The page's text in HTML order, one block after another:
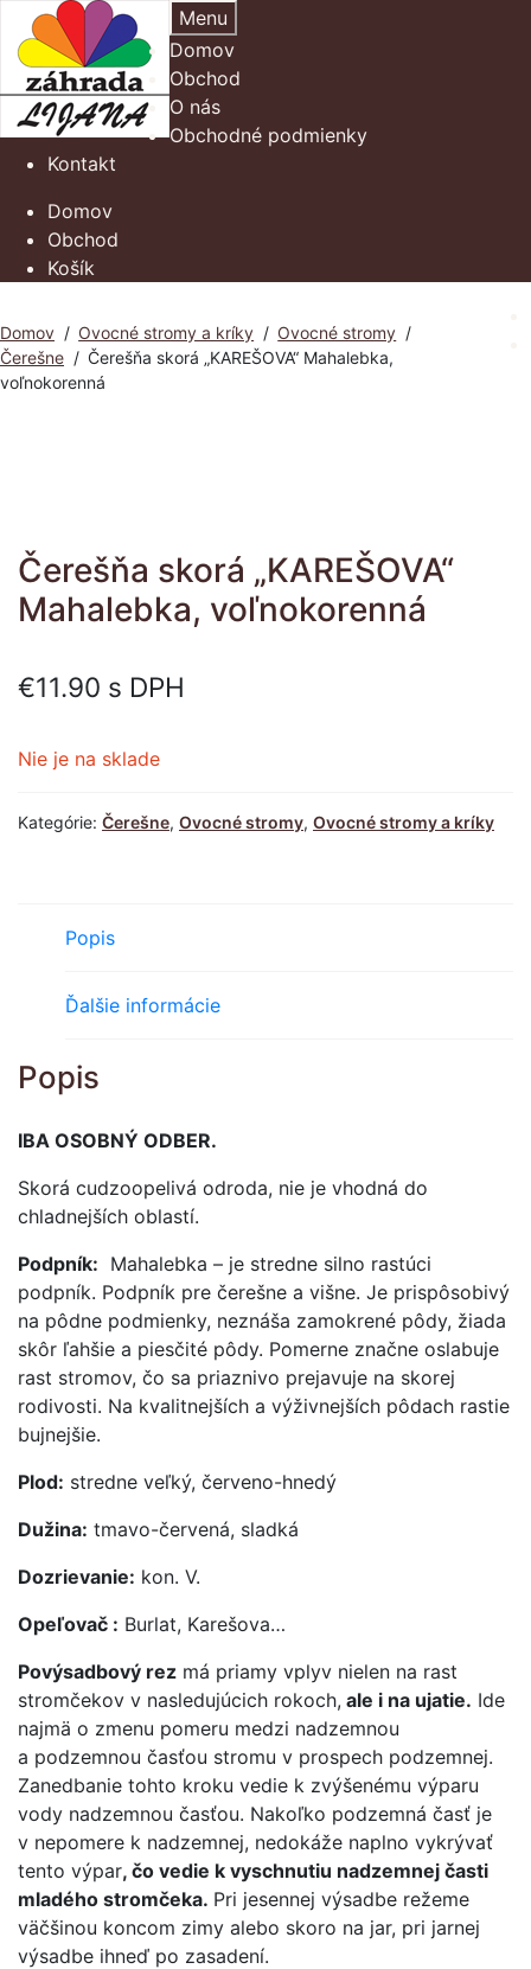
Preskočiť
na
navigáciu
Preskočiť
na
obsah
Menu
Domov
Obchod
O nás
Obchodné podmienky
Kontakt
Domov
Obchod
Košík
Domov / Ovocné stromy a kríky / Ovocné stromy /
Čerešne / Čerešňa skorá „KAREŠOVA“ Mahalebka,
voľnokorenná
Čerešňa skorá „KAREŠOVA“
Mahalebka, voľnokorenná
€11.90 s DPH
Nie je na sklade
Kategórie: Čerešne, Ovocné stromy, Ovocné stromy a kríky
Popis
Ďalšie informácie
Popis
IBA OSOBNÝ ODBER.
Skorá cudzoopelivá odroda, nie je vhodná do
chladnejších oblastí.
Podpník: Mahalebka – je stredne silno rastúci
podpník. Podpník pre čerešne a višne. Je prispôsobivý
na pôdne podmienky, neznáša zamokrené pôdy, žiada
skôr ľahšie a piesčité pôdy. Pomerne značne oslabuje
rast stromov, čo sa priaznivo prejavuje na skorej
rodivosti. Na kvalitnejších a výživnejších pôdach rastie
bujnejšie.
Plod: stredne veľký, červeno-hnedý
Dužina: tmavo-červená, sladká
Dozrievanie: kon. V.
Opeľovač : Burlat, Karešova…
Povýsadbový rez má priamy vplyv nielen na rast
stromčekov v nasledujúcich rokoch, ale i na ujatie. Ide
najmä o zmenu pomeru medzi nadzemnou
a podzemnou časťou stromu v prospech podzemnej.
Zanedbanie tohto kroku vedie k zvýšenému výparu
vody nadzemnou časťou. Nakoľko podzemná časť je
v nepomere k nadzemnej, nedokáže naplno vykrývať
tento výpar, čo vedie k vyschnutiu nadzemnej časti
mladého stromčeka. Pri jesennej výsadbe režeme
väčšinou koncom zimy alebo skoro na jar, pri jarnej
výsadbe ihneď po zasadení.